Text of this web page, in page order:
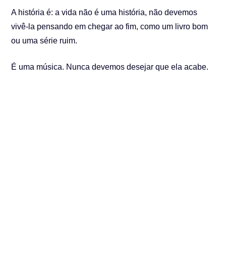
A história é: a vida não é uma história, não devemos
vivê-la pensando em chegar ao fim, como um livro bom
ou uma série ruim.
É uma música. Nunca devemos desejar que ela acabe.